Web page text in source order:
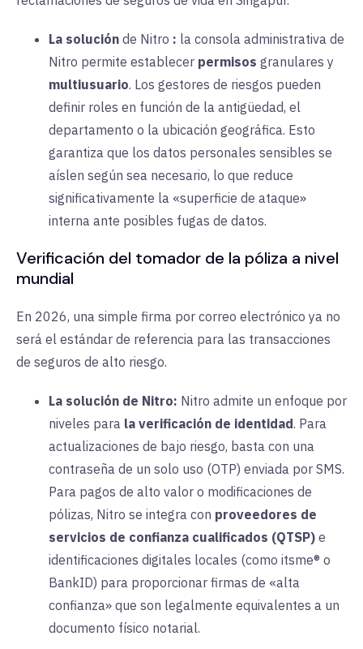
La solución de Nitro : la consola administrativa de
Nitro permite establecer permisos granulares y
multiusuario. Los gestores de riesgos pueden
definir roles en función de la antigüedad, el
departamento o la ubicación geográfica. Esto
garantiza que los datos personales sensibles se
aíslen según sea necesario, lo que reduce
significativamente la «superficie de ataque»
interna ante posibles fugas de datos.
Verificación del tomador de la póliza a nivel
mundial
En 2026, una simple firma por correo electrónico ya no
será el estándar de referencia para las transacciones
de seguros de alto riesgo.
La solución de Nitro: Nitro admite un enfoque por
niveles para la verificación de identidad. Para
actualizaciones de bajo riesgo, basta con una
contraseña de un solo uso (OTP) enviada por SMS.
Para pagos de alto valor o modificaciones de
pólizas, Nitro se integra con proveedores de
servicios de confianza cualificados (QTSP) e
identificaciones digitales locales (como itsme® o
BankID) para proporcionar firmas de «alta
confianza» que son legalmente equivalentes a un
documento físico notarial.